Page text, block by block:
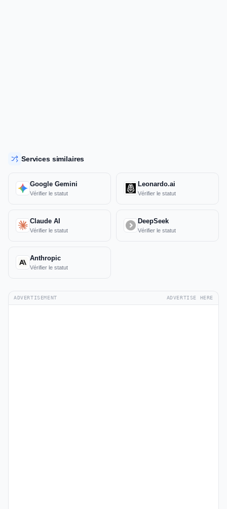
Services similaires
Google Gemini
Vérifier le statut
Leonardo.ai
Vérifier le statut
Claude AI
Vérifier le statut
DeepSeek
Vérifier le statut
Anthropic
Vérifier le statut
ADVERTISEMENT ADVERTISE HERE